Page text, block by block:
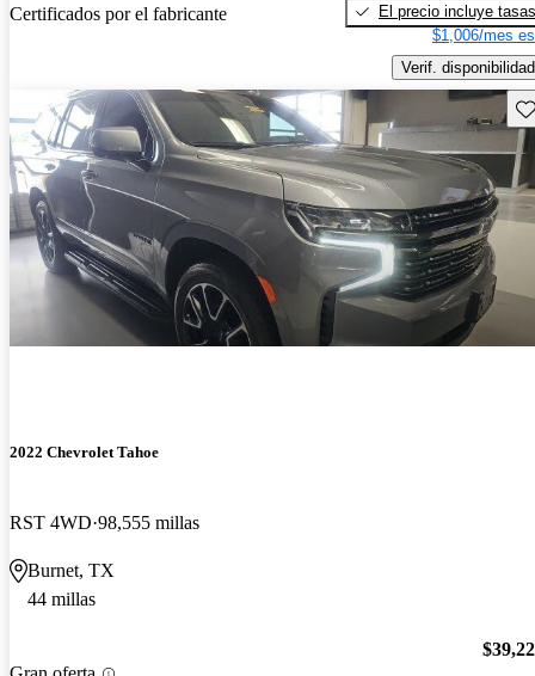
Certificados por el fabricante
El precio incluye tasas
$1,006/mes
Verif. disponibilidad
2022 Chevrolet Tahoe
RST 4WD 98,555 millas
Burnet, TX
44 millas